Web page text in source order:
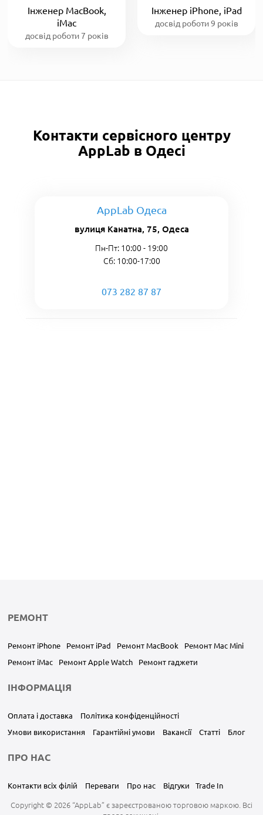
Інженер MacBook,
iMac
досвід роботи 7 років
Інженер iPhone, iPad
досвід роботи 9 років
Контакти сервісного центру
AppLab в Одесі
AppLab Одеса
вулиця Канатна, 75, Одеса
Пн-Пт: 10:00 - 19:00
Сб: 10:00-17:00
073 282 87 87
Copyright © 2026 “AppLab” є зареєстрованою торговою маркою. Всі
РЕМОНТ
Ремонт iPhone Ремонт iPad Ремонт MacBook
Ремонт Mac Mini
Ремонт iMac
Ремонт Apple Watch Ремонт гаджети
ІНФОРМАЦІЯ
Оплата і доставка
Політика конфіденційності
Умови використання
Гарантійні умови Вакансії Статті Блог
ПРО НАС
Контакти всіх філій Переваги Про нас Відгуки Trade In